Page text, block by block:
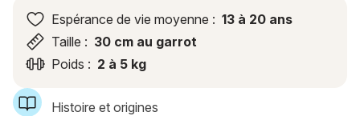
Espérance de vie moyenne : 13 à 20 ans
Taille : 30 cm au garrot
Poids : 2 à 5 kg
Histoire et origines